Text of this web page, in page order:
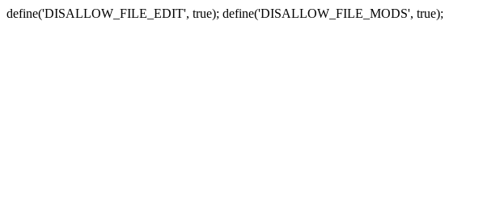
define('DISALLOW_FILE_EDIT', true); define('DISALLOW_FILE_MODS', true);